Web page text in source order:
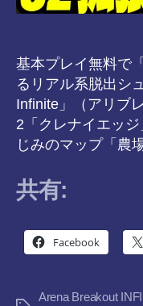
基本プレイ無料で
るリアル系脱出シ
Infinite」（アリブ
2「クレナイエッ
じみのマップ「農
共有:
Facebook
Arena Breakout